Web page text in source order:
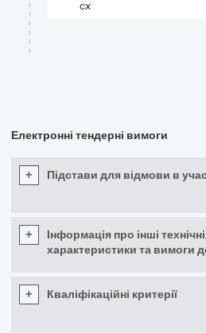
cx
Електронні тендерні вимоги
+ Підстави для відмови в
+
Інформація про інші технічні,
характеристики та вимоги
+ Кваліфікаційні критерії